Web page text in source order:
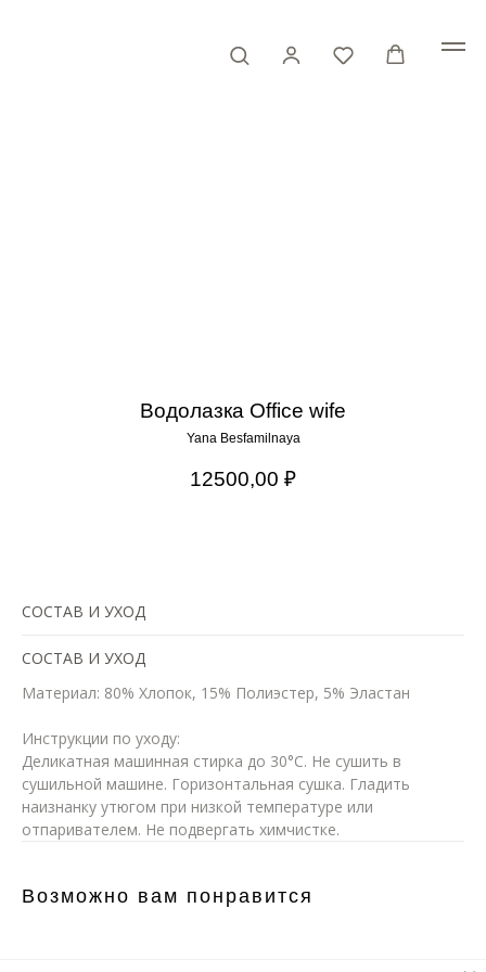
Водолазка Office wife
Yana Besfamilnaya
12500,00 ₽
СОСТАВ И УХОД
СОСТАВ И УХОД
Материал: 80% Хлопок, 15% Полиэстер, 5% Эластан
Инструкции по уходу:
Деликатная машинная стирка до 30°C. Не сушить в
сушильной машине. Горизонтальная сушка. Гладить
наизнанку утюгом при низкой температуре или
отпаривателем. Не подвергать химчистке.
Возможно вам понравится